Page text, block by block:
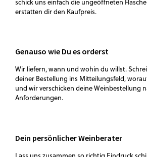
schick uns einfach die ungeöffneten
erstatten dir den Kaufpreis.
Genauso wie Du es orderst
Wir liefern, wann und wohin du willst.
deiner Bestellung ins Mitteilungsfeld,
und wir verschicken deine Weinbestellung
Anforderungen.
Dein persönlicher Weinberater